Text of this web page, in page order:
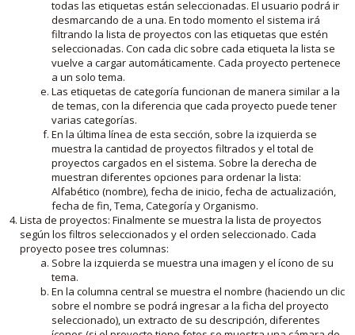
todas las etiquetas están seleccionadas. El usuario podrá ir
desmarcando de a una. En todo momento el sistema irá
filtrando la lista de proyectos con las etiquetas que estén
seleccionadas. Con cada clic sobre cada etiqueta la lista se
vuelve a cargar automáticamente. Cada proyecto pertenece
a un solo tema.
Las etiquetas de categoría funcionan de manera similar a la
de temas, con la diferencia que cada proyecto puede tener
varias categorías.
En la última línea de esta sección, sobre la izquierda se
muestra la cantidad de proyectos filtrados y el total de
proyectos cargados en el sistema. Sobre la derecha de
muestran diferentes opciones para ordenar la lista:
Alfabético (nombre), fecha de inicio, fecha de actualización,
fecha de fin, Tema, Categoría y Organismo.
Lista de proyectos: Finalmente se muestra la lista de proyectos
según los filtros seleccionados y el orden seleccionado. Cada
proyecto posee tres columnas:
Sobre la izquierda se muestra una imagen y el ícono de su
tema.
En la columna central se muestra el nombre (haciendo un clic
sobre el nombre se podrá ingresar a la ficha del proyecto
seleccionado), un extracto de su descripción, diferentes